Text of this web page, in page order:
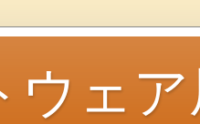
ウェ